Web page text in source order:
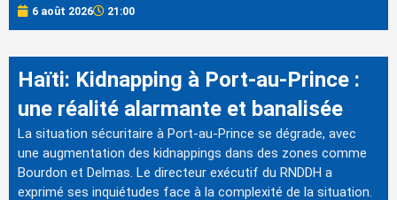
6 août 2026 21:00
Haïti: Kidnapping à Port-au-Prince :
une réalité alarmante et banalisée
La situation sécuritaire à Port-au-Prince se dégrade, avec
une augmentation des kidnappings dans des zones comme
Bourdon et Delmas. Le directeur exécutif du RNDDH a
exprimé ses inquiétudes face à la complexité de la situation.